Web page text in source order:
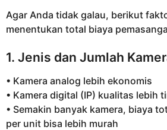
Agar Anda tidak galau, berikut
menentukan total biaya
1. Jenis dan Jumlah
• Kamera analog lebih ekonomis
• Kamera digital (IP) kualitas lebih
• Semakin banyak kamera, biaya
per unit bisa lebih murah